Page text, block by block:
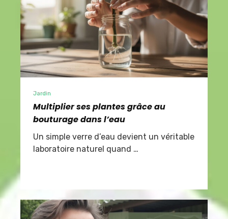
Jardin
Multiplier ses plantes grâce au
bouturage dans l’eau
Un simple verre d’eau devient un véritable
laboratoire naturel quand …